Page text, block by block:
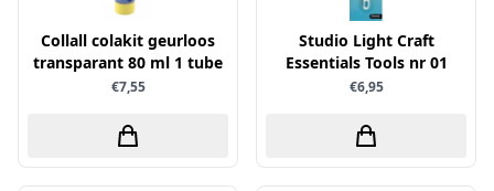
Spectrum Noir
Spellbinders
Stamperia
Collall colakit geurloos
transparant 80 ml 1 tube
€7,55
Studio Light Craft
Essentials Tools nr 01
€6,95